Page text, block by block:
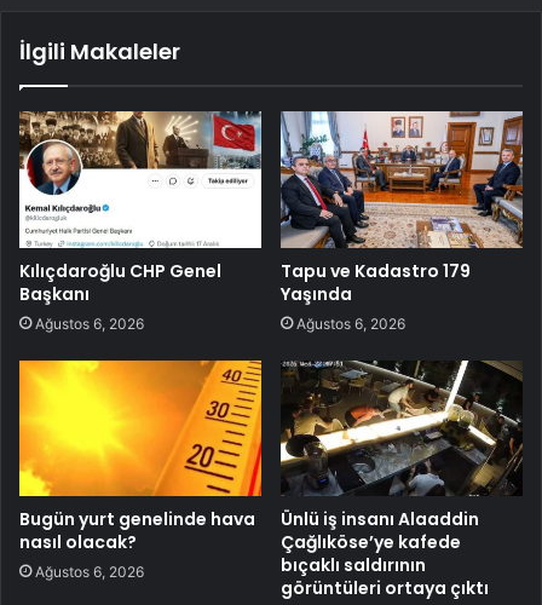
İlgili Makaleler
Kılıçdaroğlu CHP Genel
Başkanı
Ağustos 6, 2026
Tapu ve Kadastro 179
Yaşında
Ağustos 6, 2026
Bugün yurt genelinde hava
nasıl olacak?
Ağustos 6, 2026
Ünlü iş insanı Alaaddin
Çağlıköse’ye kafede
bıçaklı saldırının
görüntüleri ortaya çıktı